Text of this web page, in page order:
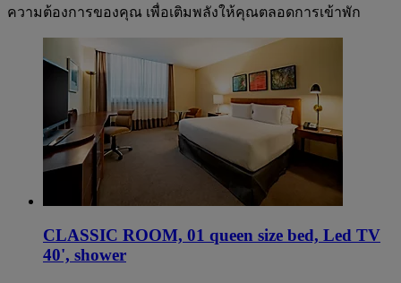
ความต้องการของคุณ เพื่อเติมพลังให้คุณตลอดการเข้าพัก
CLASSIC ROOM, 01 queen size bed, Led TV
40', shower